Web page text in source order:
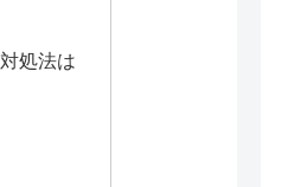
処法は